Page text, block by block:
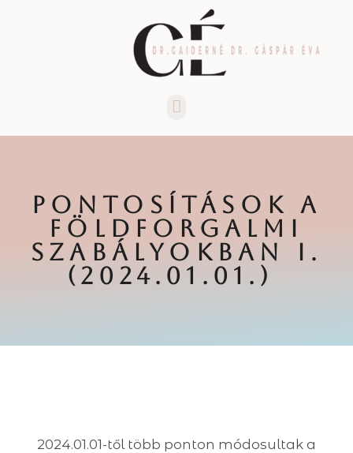
Menü
PONTOSÍTÁSOK A
FÖLDFORGALMI
SZABÁLYOKBAN I.
(2024.01.01.)
2024.01.01-től több ponton módosultak a